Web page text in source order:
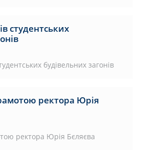
студентських
будівельних загонів
ректора Юрія
ректора Юрія Бєляєва